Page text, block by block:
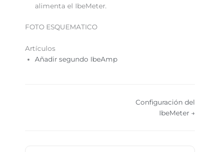
alimenta el IbeMeter.
FOTO ESQUEMATICO
Artículos
Añadir segundo IbeAmp
Configuración del
IbeMeter →